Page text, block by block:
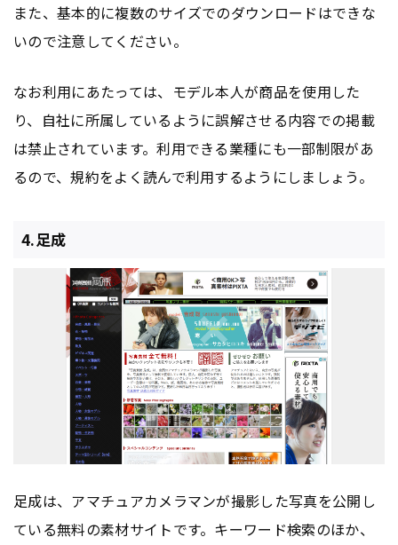
また、基本的に複数のサイズでのダウンロードはできな
いので注意してください。
なお利用にあたっては、モデル本人が商品を使用した
り、自社に所属しているように誤解させる内容での掲載
は禁止されています。利用できる業種にも一部制限があ
るので、規約をよく読んで利用するようにしましょう。
4.足成
足成は、アマチュアカメラマンが撮影した写真を公開し
ている無料の素材サイトです。キーワード検索のほか、